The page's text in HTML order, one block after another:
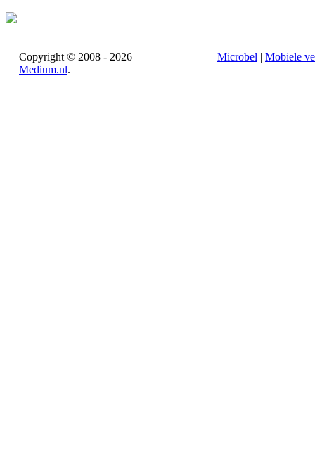
Copyright © 2008 - 2026
Medium.nl.
Microbel | Mobiele